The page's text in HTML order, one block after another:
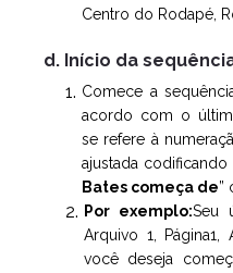
Centro do Rodapé,
d. Início da
Comece a
acordo com o
se refere à
ajustada
Bates começa de”
Por exemplo:Seu
Arquivo 1, Página1,
você deseja